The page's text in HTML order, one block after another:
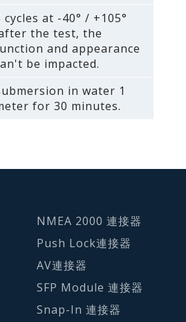
cycles at -40° / +105°
the test‚ the
and appearance
be impacted.
in water 1
for 30 minutes.
NMEA 2000 連接器
Push Lock連接器
AV連接器
SFP Module 連接器
Snap-In 連接器